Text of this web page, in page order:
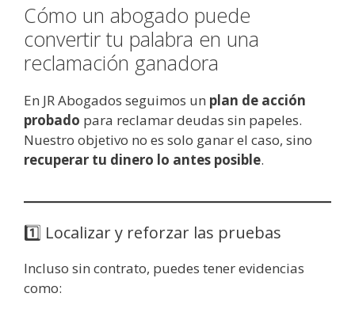
Cómo un abogado puede
convertir tu palabra en una
reclamación ganadora
En JR Abogados seguimos un plan de acción
probado para reclamar deudas sin papeles.
Nuestro objetivo no es solo ganar el caso, sino
recuperar tu dinero lo antes posible.
1️⃣ Localizar y reforzar las pruebas
Incluso sin contrato, puedes tener evidencias
como: